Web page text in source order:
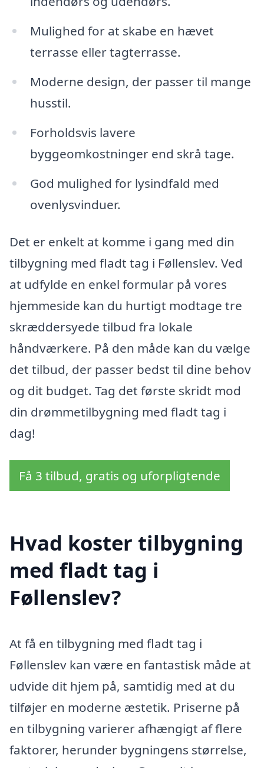
Mulighed for at skabe en hævet
terrasse eller tagterrasse.
Moderne design, der passer til mange
husstil.
Forholdsvis lavere
byggeomkostninger end skrå tage.
God mulighed for lysindfald med
ovenlysvinduer.
Det er enkelt at komme i gang med din
tilbygning med fladt tag i Føllenslev. Ved
at udfylde en enkel formular på vores
hjemmeside kan du hurtigt modtage tre
skræddersyede tilbud fra lokale
håndværkere. På den måde kan du vælge
det tilbud, der passer bedst til dine behov
og dit budget. Tag det første skridt mod
din drømmetilbygning med fladt tag i
dag!
Få 3 tilbud, gratis og uforpligtende
Hvad koster tilbygning
med fladt tag i
Føllenslev?
At få en tilbygning med fladt tag i
Føllenslev kan være en fantastisk måde at
udvide dit hjem på, samtidig med at du
tilføjer en moderne æstetik. Priserne på
en tilbygning varierer afhængigt af flere
faktorer, herunder bygningens størrelse,